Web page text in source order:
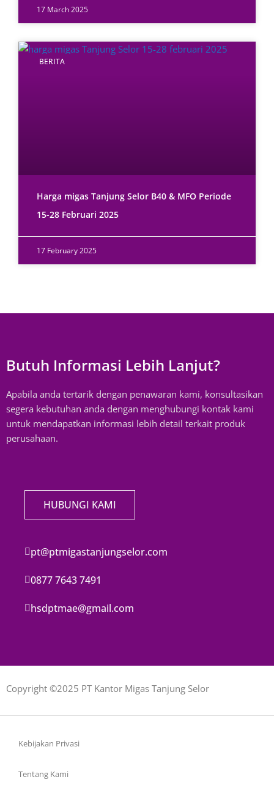
17 March 2025
BERITA
Harga migas Tanjung Selor B40 & MFO Periode
15-28 Februari 2025
17 February 2025
Butuh Informasi Lebih Lanjut?
Apabila anda tertarik dengan penawaran kami, konsultasikan
segera kebutuhan anda dengan menghubungi kontak kami
untuk mendapatkan informasi lebih detail terkait produk
perusahaan.
HUBUNGI KAMI
pt@ptmigastanjungselor.com
0877 7643 7491
hsdptmae@gmail.com
Copyright ©2025 PT Kantor Migas Tanjung Selor
Kebijakan Privasi
Tentang Kami